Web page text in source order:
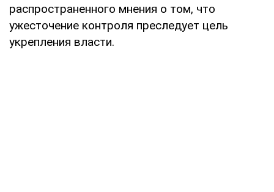
распространенного мнения о том, что
ужесточение контроля преследует цель
укрепления власти.